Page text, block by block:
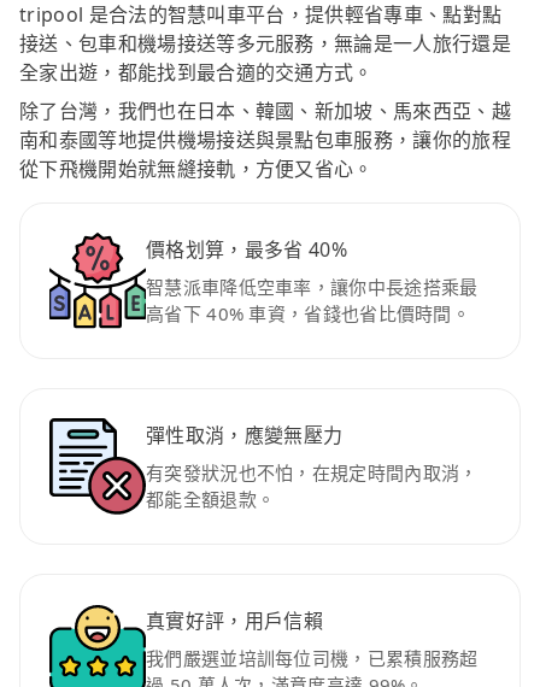
tripool 是合法的智慧叫車平台，提供輕省專車、點對點
接送、包車和機場接送等多元服務，無論是一人旅行還是
全家出遊，都能找到最合適的交通方式。
除了台灣，我們也在日本、韓國、新加坡、馬來西亞、越
南和泰國等地提供機場接送與景點包車服務，讓你的旅程
從下飛機開始就無縫接軌，方便又省心。
價格划算，最多省 40%
智慧派車降低空車率，讓你中長途搭乘最
高省下 40% 車資，省錢也省比價時間。
彈性取消，應變無壓力
有突發狀況也不怕，在規定時間內取消，
都能全額退款。
真實好評，用戶信賴
我們嚴選並培訓每位司機，已累積服務超